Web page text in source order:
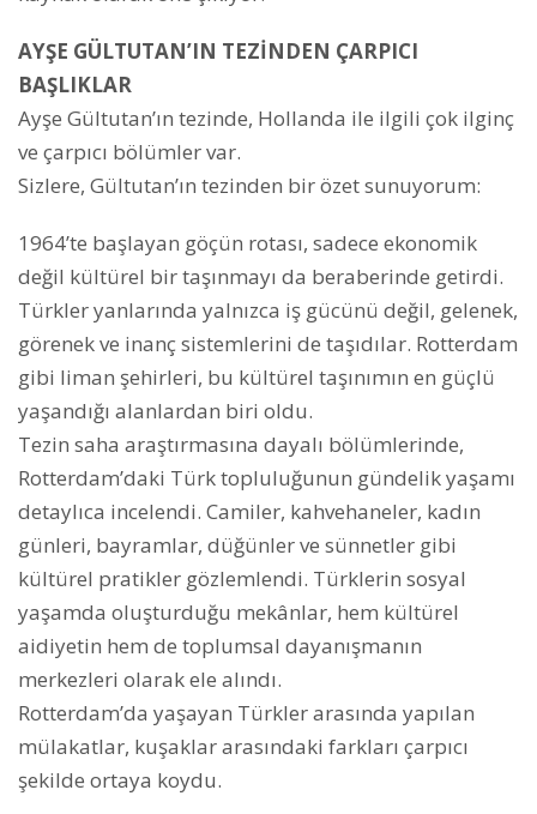
AYŞE GÜLTUTAN’IN TEZİNDEN ÇARPICI
BAŞLIKLAR
Ayşe Gültutan’ın tezinde, Hollanda ile ilgili çok ilginç
ve çarpıcı bölümler var.
Sizlere, Gültutan’ın tezinden bir özet sunuyorum:
1964’te başlayan göçün rotası, sadece ekonomik
değil kültürel bir taşınmayı da beraberinde getirdi.
Türkler yanlarında yalnızca iş gücünü değil, gelenek,
görenek ve inanç sistemlerini de taşıdılar. Rotterdam
gibi liman şehirleri, bu kültürel taşınımın en güçlü
yaşandığı alanlardan biri oldu.
Tezin saha araştırmasına dayalı bölümlerinde,
Rotterdam’daki Türk topluluğunun gündelik yaşamı
detaylıca incelendi. Camiler, kahvehaneler, kadın
günleri, bayramlar, düğünler ve sünnetler gibi
kültürel pratikler gözlemlendi. Türklerin sosyal
yaşamda oluşturduğu mekânlar, hem kültürel
aidiyetin hem de toplumsal dayanışmanın
merkezleri olarak ele alındı.
Rotterdam’da yaşayan Türkler arasında yapılan
mülakatlar, kuşaklar arasındaki farkları çarpıcı
şekilde ortaya koydu.